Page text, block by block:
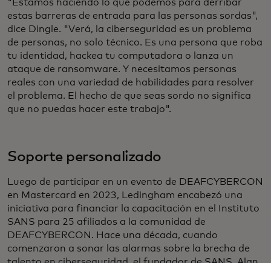
"Estamos haciendo lo que podemos para derribar
estas barreras de entrada para las personas sordas",
dice Dingle. "Verá, la ciberseguridad es un problema
de personas, no solo técnico. Es una persona que roba
tu identidad, hackea tu computadora o lanza un
ataque de ransomware. Y necesitamos personas
reales con una variedad de habilidades para resolver
el problema. El hecho de que seas sordo no significa
que no puedas hacer este trabajo".
Soporte personalizado
Luego de participar en un evento de DEAFCYBERCON
en Mastercard en 2023, Ledingham encabezó una
iniciativa para financiar la capacitación en el Instituto
SANS para 25 afiliados a la comunidad de
DEAFCYBERCON. Hace una década, cuando
comenzaron a sonar las alarmas sobre la brecha de